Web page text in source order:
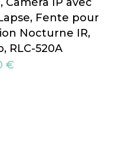
Fente pour
Nocturne IR,
RLC-520A
€